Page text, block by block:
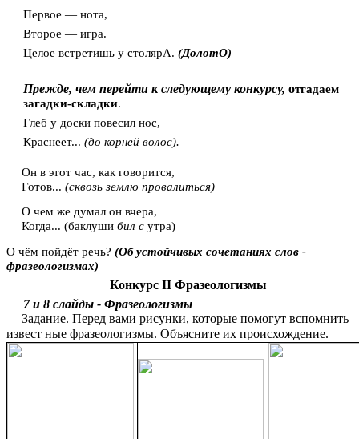
Первое — нота,
Второе — игра.
Целое встретишь у столярА.(ДолотО)
Прежде, чем перейти к следующему конкурсу,отгадаем
загадки-складки.
Глеб у доски повесил нос,
Краснеет...(до корней волос).
Он в этот час, как говорится,
Готов... (сквозь землю провалиться)
О чем же думал он вчера,
Когда... (баклуши бил с утра)
О чём пойдёт речь? (Об устойчивых сочетаниях слов -
фразеологизмах)
Конкурс II Фразеологизмы
7 и 8 слайды - Фразеологизмы
Задание. Перед вами рисунки, которые помогут вспомнить
извест ные фразеологизмы. Объясните их происхождение.